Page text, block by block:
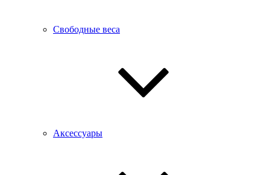
Свободные веса
Аксессуары